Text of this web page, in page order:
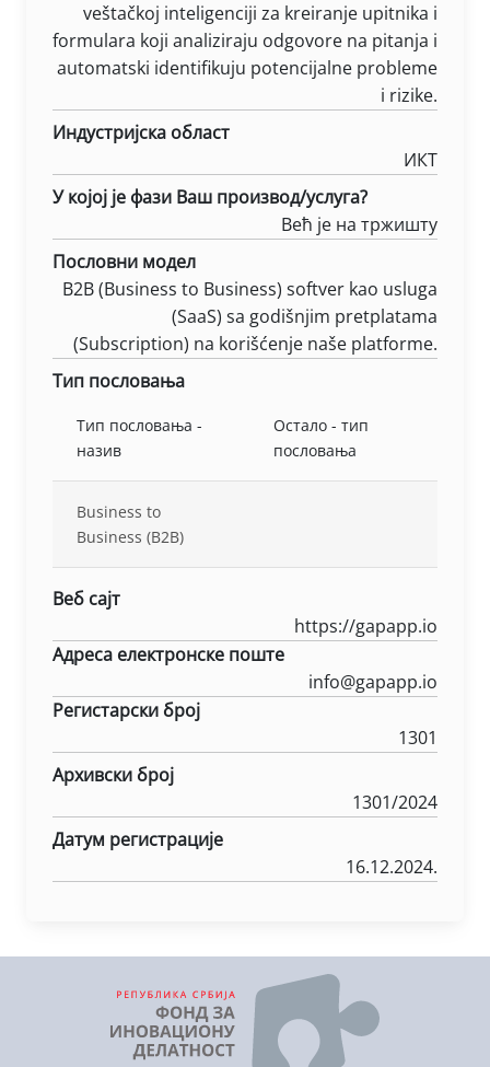
veštačkoj inteligenciji za kreiranje upitnika i
formulara koji analiziraju odgovore na pitanja i
automatski identifikuju potencijalne probleme
i rizike.
Индустријска област
ИКТ
У којој је фази Ваш производ/услуга?
Већ је на тржишту
Пословни модел
B2B (Business to Business) softver kao usluga
(SaaS) sa godišnjim pretplatama
(Subscription) na korišćenje naše platforme.
Тип пословања
Тип пословања -
назив
Остало - тип
пословања
Business to
Business (B2B)
Веб сајт
https://gapapp.io
Адреса електронске поште
info@gapapp.io
Регистарски број
1301
Архивски број
1301/2024
Датум регистрације
16.12.2024.